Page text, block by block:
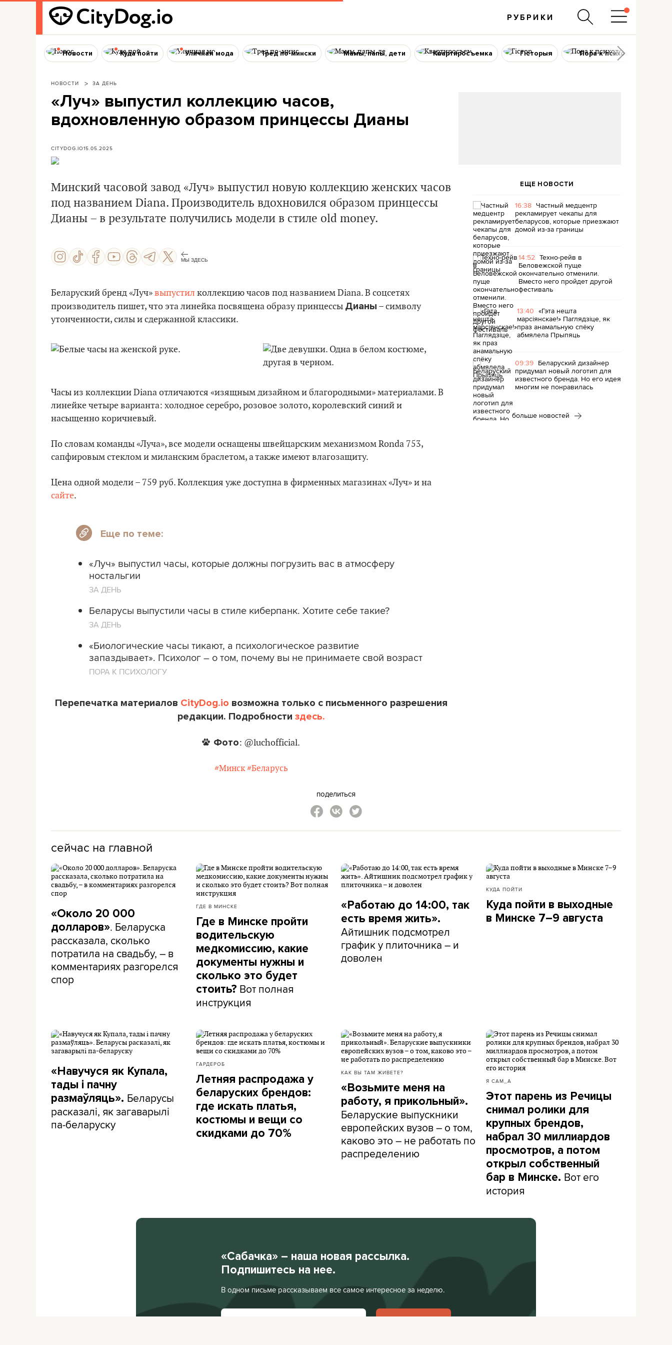
РУБРИКИ
Новости Куда пойти Уличная мода Тред по-мински Мамы, папы, дети Квартиросъемка Гісторыя Пора к психологу
НОВОСТИ ЗА ДЕНЬ
«Луч» выпустил коллекцию часов,
вдохновленную образом принцессы Дианы
CITYDOG.IO15.05.2025
Минский часовой завод «Луч» выпустил новую коллекцию женских часов
под названием Diana. Производитель вдохновился образом принцессы
Дианы – в результате получились модели в стиле old money.
МЫ ЗДЕСЬ
Беларуский бренд «Луч»выпустил коллекцию часов под названием Diana. В соцсетях
производитель пишет, что эта линейка посвящена образу принцессы Дианы – символу
утонченности, силы и сдержанной классики.
Часы из коллекции Diana отличаются «изящным дизайном и благородными» материалами. В
линейке четыре варианта: холодное серебро, розовое золото, королевский синий и
насыщенно коричневый.
По словам команды «Луча», все модели оснащены швейцарским механизмом Ronda 753,
сапфировым стеклом и миланским браслетом, а также имеют влагозащиту.
Цена одной модели – 759 руб. Коллекция уже доступна в фирменных магазинах «Луч» и на
сайте.
Еще по теме:
«Луч» выпустил часы, которые должны погрузить вас в атмосферу
ностальгии
ЗА ДЕНЬ
Беларусы выпустили часы в стиле киберпанк. Хотите себе такие?
ЗА ДЕНЬ
«Биологические часы тикают, а психологическое развитие
запаздывает». Психолог – о том, почему вы не принимаете свой возраст
ПОРА К ПСИХОЛОГУ
Перепечатка материалов CityDog.io возможна только с письменного разрешения
редакции. Подробности здесь.
Фото: @luchofficial.
#Минск #Беларусь
ЕЩЕ НОВОСТИ
16:38 Частный медцентр
рекламирует чекапы для
беларусов, которые приезжают
домой из-за границы
14:52 Техно-рейв в
Беловежской пуще
окончательно отменили.
Вместо него пройдет другой
фестиваль
13:40 «Гэта нешта
марсіянскае!» Паглядзіце, як
праз анамальную спёку
абмялела Прыпяць
09:39 Беларуский дизайнер
придумал новый логотип для
известного бренда. Но его идея
многим не понравилась
больше новостей
поделиться
сейчас на главной
«Около 20 000
долларов». Беларуска
рассказала, сколько
потратила на свадьбу, – в
комментариях разгорелся
спор
ГДЕ В МИНСКЕ
Где в Минске пройти
водительскую
медкомиссию, какие
документы нужны и
сколько это будет
стоить? Вот полная
инструкция
«Работаю до 14:00, так
есть время жить».
Айтишник подсмотрел
график у плиточника – и
доволен
КУДА ПОЙТИ
Куда пойти в выходные
в Минске 7–9 августа
«Навучуся як Купала,
тады і пачну
размаўляць». Беларусы
расказалі, як загаварылі
па-беларуску
ГАРДЕРОБ
Летняя распродажа у
беларуских брендов:
где искать платья,
костюмы и вещи со
скидками до 70%
КАК ВЫ ТАМ ЖИВЕТЕ?
«Возьмите меня на
работу, я прикольный».
Беларуские выпускники
европейских вузов – о том,
каково это – не работать по
распределению
Я САМ_А
Этот парень из Речицы
снимал ролики для
крупных брендов,
набрал 30 миллиардов
просмотров, а потом
открыл собственный
бар в Минске. Вот его
история
«Сабачка» – наша новая рассылка.
Подпишитесь на нее.
В одном письме рассказываем все самое интересное за неделю.
Подписаться